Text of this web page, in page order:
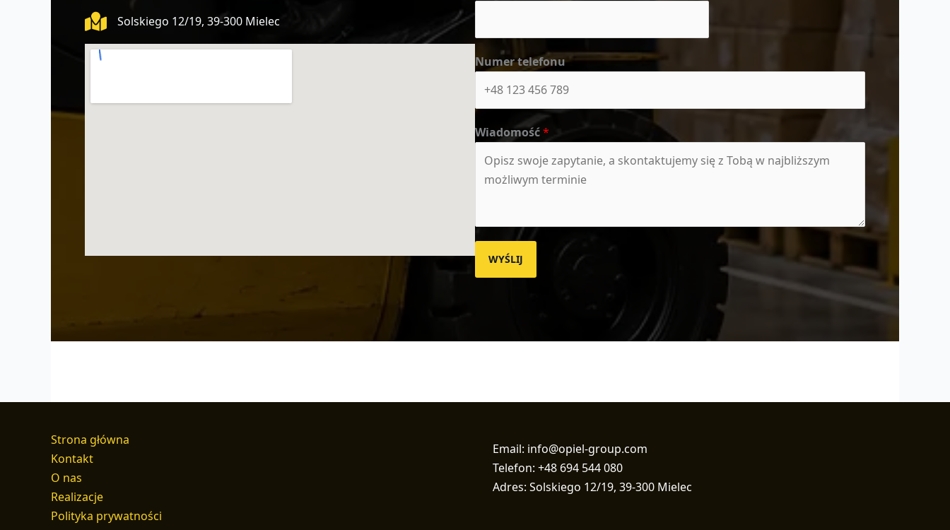
Solskiego 12/19, 39-300 Mielec
Numer telefonu
Wiadomość*
WYŚLIJ
Strona główna
Kontakt
O nas
Realizacje
Polityka prywatności
Email: info@opiel-group.com
Telefon: +48 694 544 080
Adres: Solskiego 12/19, 39-300 Mielec